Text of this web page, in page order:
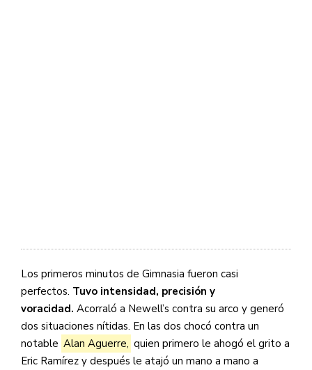
Los primeros minutos de Gimnasia fueron casi
perfectos. Tuvo intensidad, precisión y
voracidad. Acorraló a Newell’s contra su arco y generó
dos situaciones nítidas. En las dos chocó contra un
notable Alan Aguerre, quien primero le ahogó el grito a
Eric Ramírez y después le atajó un mano a mano a